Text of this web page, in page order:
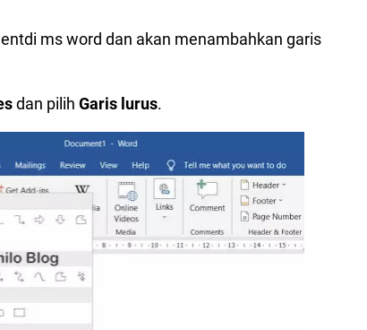
ms word dan akan menambahkan garis
dan pilih Garis lurus.